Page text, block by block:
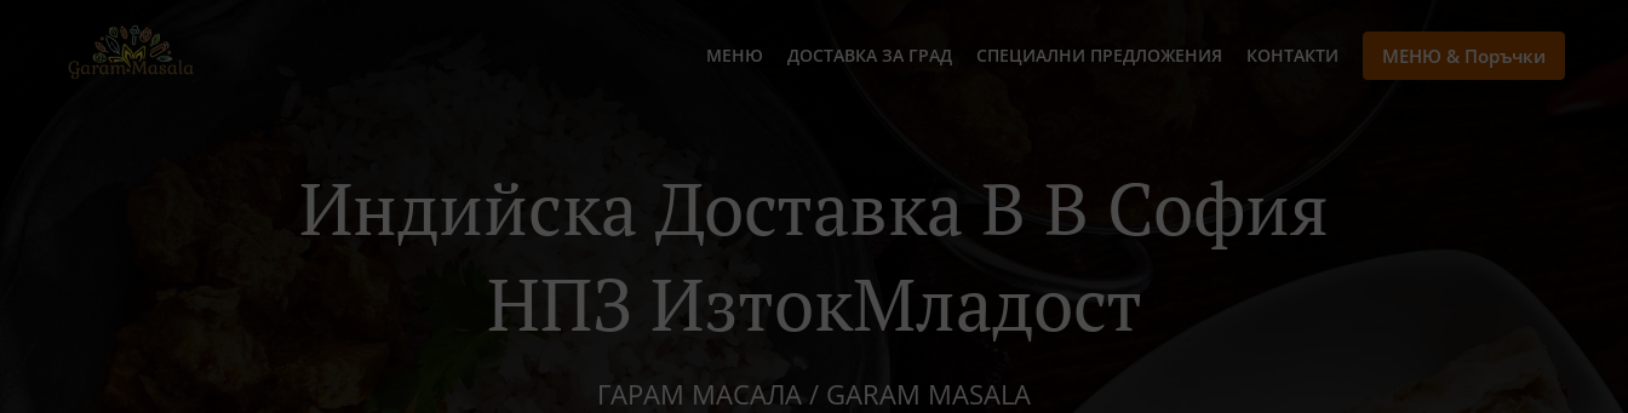
МЕНЮ ДОСТАВКА ЗА ГРАД СПЕЦИАЛНИ ПРЕДЛОЖЕНИЯ КОНТАКТИ МЕНЮ & Поръчки
Индийска Доставка В В София
НПЗ ИзтокМладост
ГАРАМ МАСАЛА / GARAM MASALA